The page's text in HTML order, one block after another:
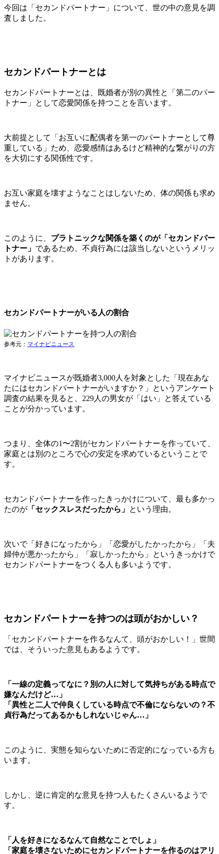
今回は「セカンドパートナー」について、世の中の意見を調
査しました。
セカンドパートナーとは
セカンドパートナーとは、
既婚者が別の異性と「第二のパー
トナー」として恋愛関係を持つこと を言います。
大前提として「お互いに配偶者を第一のパートナーとして尊
重している」ため、恋愛感情はあるけど精神的な繋がりの方
を大切にする関係性です。
お互い家庭を壊すようなことはしないため、体の関係も求め
ません。
このように、 プラトニックな関係を築くのが「セカンドパー
トナー」 であるため、不貞行為には該当しないというメリッ
トがあります。
セカンドパートナーがいる人の割合
参考元： マイナビニュース
マイナビニュースが既婚者3,000人を対象とした「現在あな
たにはセカンドパートナーがいますか？」というアンケート
調査の結果を見ると、 229人の男女が「はい」と答えている
ことが分かっています。
つまり、全体の1〜2割がセカンドパートナーを作っていて、
家庭とは別のところで心の安定を求めているということで
す。
セカンドパートナーを作ったきっかけについて、最も多かっ
たのが 「セックスレスだったから」 という理由。
次いで「好きになったから」「恋愛がしたかったから」「夫
婦仲が悪かったから」「寂しかったから」というきっかけで
セカンドパートナーをつくる人も多いようです。
セカンドパートナーを持つのは頭がおかしい？
「セカンドパートナーを作るなんて、頭がおかしい！」世間
では、そういった意見もあるようです。
「一線の定義ってなに？別の人に対して気持ちがある時点で
嫌なんだけど…」
「異性と二人で仲良くしている時点で不倫にならないの？不
貞行為だってあるかもしれないじゃん…」
このように、実態を知らないために否定的になっている方も
います。
しかし、逆に肯定的な意見を持つ人もたくさんいるようで
す。
「人を好きになるなんて自然なことでしょ」
「家庭を壊さないためにセカンドパートナーを作るのはアリ